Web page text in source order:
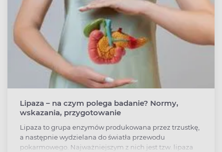
Lipaza – na czym polega badanie? Normy,
wskazania, przygotowanie
Lipaza to grupa enzymów produkowana przez trzustkę,
a następnie wydzielana do światła przewodu
pokarmowego. Najważniejszym z nich jest tzw. lipaza